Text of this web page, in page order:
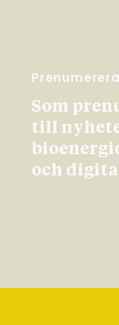
Prenumerera
Som
till
och